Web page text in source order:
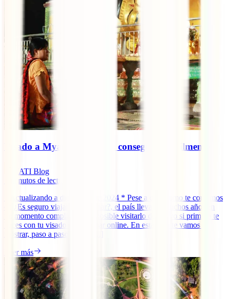
Visado a Myanmar online: conseguirlo fácilmente
IATI Blog
minutos de lectura
* Actualizando a diciembre de 2024 * Pese a que, como te contamos
en ¿Es seguro viajar a Myanmar?, el país lleva ya muchos años en
un momento complicado, es posible visitarlo de nuevo si primero te
haces con tu visado a Myanmar online. En esta guía te vamos a
mostrar, paso a paso, cómo [...]
Leer más